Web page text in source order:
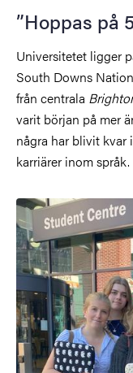
”Hoppas på
Universitetet ligger
South Downs
från centrala
varit början på mer
några har blivit
karriärer inom språk.
Bild